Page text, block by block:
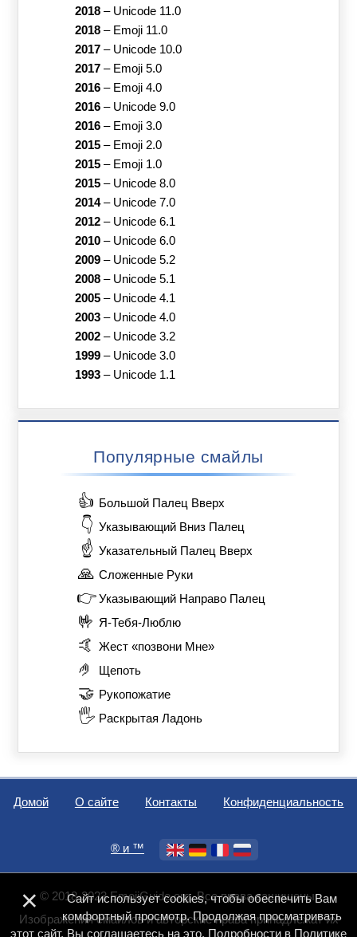
2018– Unicode 11.0
2018– Emoji 11.0
2017– Unicode 10.0
2017– Emoji 5.0
2016– Emoji 4.0
2016– Unicode 9.0
2016– Emoji 3.0
2015– Emoji 2.0
2015– Emoji 1.0
2015– Unicode 8.0
2014– Unicode 7.0
2012– Unicode 6.1
2010– Unicode 6.0
2009– Unicode 5.2
2008– Unicode 5.1
2005– Unicode 4.1
2003– Unicode 4.0
2002– Unicode 3.2
1999– Unicode 3.0
1993– Unicode 1.1
Популярные смайлы
👍 Большой Палец Вверх
👇 Указывающий Вниз Палец
☝️ Указательный Палец Вверх
🙏 Сложенные Руки
👉 Указывающий Направо Палец
🤟 Я-Тебя-Люблю
🤙 Жест «позвони Мне»
🤌 Щепоть
🤝 Рукопожатие
🖐️ Раскрытая Ладонь
Домой О сайте Контакты Конфиденциальность
®️ и ™
© 2018-2023 EmojiGuide.org. Все права защищены.
Изображения смайлов и авторские права принадлежат их
×
Сайт использует cookies, чтобы обеспечить Вам
комфортный просмотр. Продолжая просматривать
этот сайт, Вы соглашаетесь на это. Подробности в Политике